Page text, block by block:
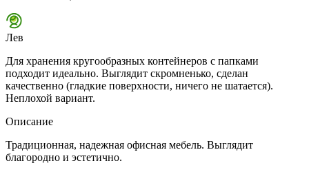
Лев
Для хранения кругообразных контейнеров с папками
подходит идеально. Выглядит скромненько, сделан
качественно (гладкие поверхности, ничего не шатается).
Неплохой вариант.
Описание
Традиционная, надежная офисная мебель. Выглядит
благородно и эстетично.